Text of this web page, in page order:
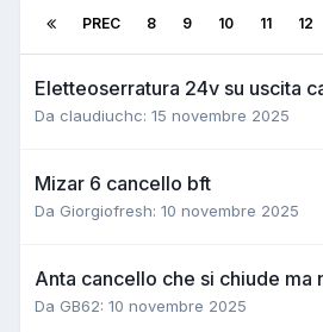
PREC 8 9 10 11 12
Eletteoserratura 24v su uscita
Da claudiuchc: 15 novembre 2025
Mizar 6 cancello bft
Da Giorgiofresh: 10 novembre 2025
Anta cancello che si chiude ma
Da GB62: 10 novembre 2025